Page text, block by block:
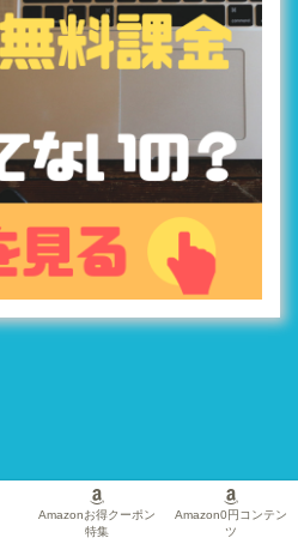
Amazonお得クーポン
特集
Amazon0円コンテン
ツ